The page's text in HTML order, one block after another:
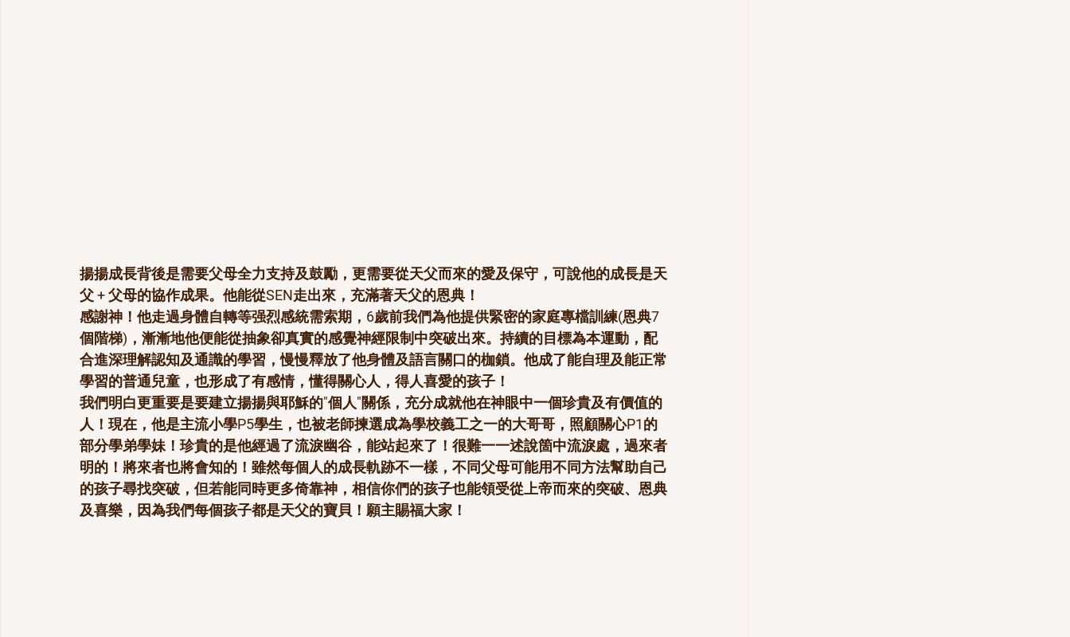
揚揚成長背後是需要父母全力支持及鼓勵，更需要從天父而來的愛及保守，可說他的成長是天
父 + 父母的協作成果。他能從SEN走出來，充滿著天父的恩典！
感謝神！他走過身體自轉等强烈感統需索期，6歲前我們為他提供緊密的家庭專檔訓練(恩典7
個階梯)，漸漸地他便能從抽象卻真實的感覺神經限制中突破出來。持續的目標為本運動，配
合進深理解認知及通識的學習，慢慢釋放了他身體及語言關口的枷鎖。他成了能自理及能正常
學習的普通兒童，也形成了有感情，懂得關心人，得人喜愛的孩子！
我們明白更重要是要建立揚揚與耶穌的"個人"關係，充分成就他在神眼中一個珍貴及有價值的
人！現在，他是主流小學P5學生，也被老師揀選成為學校義工之一的大哥哥，照顧關心P1的
部分學弟學妹！珍貴的是他經過了流淚幽谷，能站起來了！很難一一述說箇中流淚處，過來者
明的！將來者也將會知的！雖然每個人的成長軌跡不一樣，不同父母可能用不同方法幫助自己
的孩子尋找突破，但若能同時更多倚靠神，相信你們的孩子也能領受從上帝而來的突破、恩典
及喜樂，因為我們每個孩子都是天父的寶貝！願主賜福大家！